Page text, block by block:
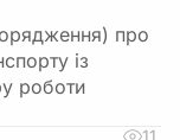
про
із
роботи
11